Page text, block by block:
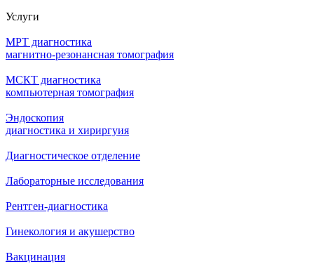
Услуги
МРТ диагностика
магнитно-резонансная томография
МСКТ диагностика
компьютерная томография
Эндоскопия
диагностика и хириргуия
Диагностическое отделение
Лабораторные исследования
Рентген-диагностика
Гинекология и акушерство
Вакцинация